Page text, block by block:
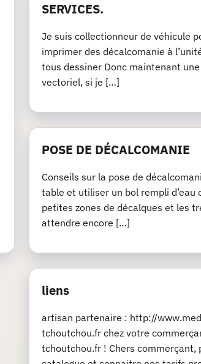
SERVICES.
Je suis collectionneur de véhicule
imprimer des décalcomanie à
tous dessiner Donc maintenant
vectoriel, si je […]
POSE DE DÉCALCOMANIE
Conseils sur la pose de
table et utiliser un bol rempli d’eau
petites zones de décalques et les
attendre encore […]
liens
artisan partenaire : http://
tchoutchou.fr chez votre
tchoutchou.fr ! Chers